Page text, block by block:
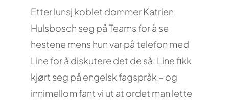
Etter lunsj koblet dommer Katrien
Hulsbosch seg på Teams for å se
hestene mens hun var på telefon med
Line for å diskutere det de så. Line fikk
kjørt seg på engelsk fagspråk – og
innimellom fant vi ut at ordet man lette